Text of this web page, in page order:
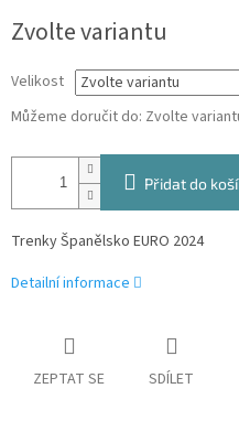
cena:
Zvolte variantu
Velikost
Můžeme doručit do: Zvolte
Přidat do
Trenky Španělsko EURO 2024
Detailní informace
ZEPTAT SE SDÍLET